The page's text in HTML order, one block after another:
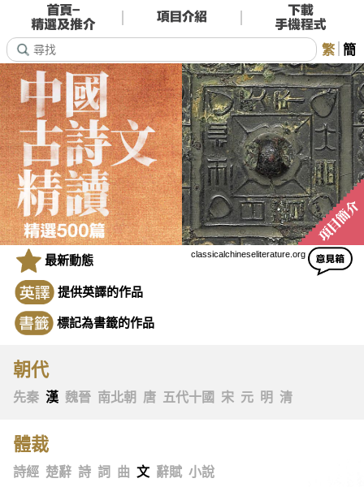
繁 簡
classicalchineseliterature.org
最新動態
提供英譯的作品
標記為書籤的作品
朝代
先秦 漢 魏晉 南北朝 唐 五代十國 宋 元 明 清
體裁
詩經 楚辭 詩 詞 曲 文 辭賦 小說